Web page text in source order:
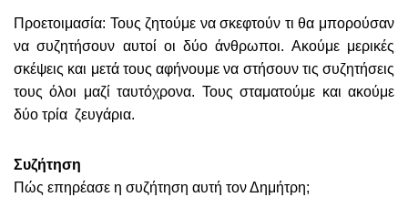
Προετοιμασία: Τους ζητούμε να σκεφτούν τι θα μπορούσαν
να συζητήσουν αυτοί οι δύο άνθρωποι. Ακούμε μερικές
σκέψεις και μετά τους αφήνουμε να στήσουν τις συζητήσεις
τους όλοι μαζί ταυτόχρονα. Τους σταματούμε και ακούμε
δύο τρία ζευγάρια.
Συζήτηση
Πώς επηρέασε η συζήτηση αυτή τον Δημήτρη;